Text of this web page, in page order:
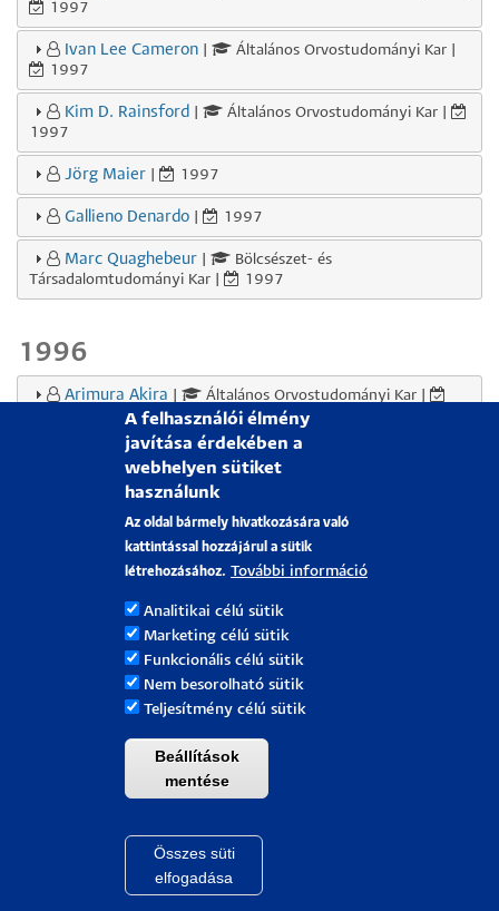
1997
Ivan Lee Cameron
Általános Orvostudományi Kar |
1997
Kim D. Rainsford
Általános Orvostudományi Kar |
1997
Jörg Maier 1997
Gallieno Denardo 1997
Marc Quaghebeur
Bölcsészet- és
Társadalomtudományi Kar |
1997
1996
Arimura Akira
Általános Orvostudományi Kar |
Donhoffer Szilárd
Általános Orvostudományi Kar |
Gopal Krishan | Természettudományi Kar |
Karl Heinz Indlekofer
Természettudományi Kar |
Ferenczi István
Bölcsészet- és Társadalomtudományi
Janet O. Trotter | 1996
A felhasználói élmény
javítása érdekében a
webhelyen sütiket
használunk
Az oldal bármely hivatkozására való
kattintással hozzájárul a sütik
létrehozásához. További információ
Analitikai célú sütik
Marketing célú sütik
Funkcionális célú sütik
Nem besorolható sütik
Teljesítmény célú sütik
Beállítások
mentése
Összes süti
elfogadása